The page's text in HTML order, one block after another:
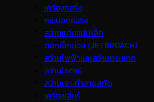
เครื่องคอริ่ง
กระบอกคอริ่ง
สว่านแท่นแม่เหล็ก
ดอกเจ็ทบอส (JETBROACH)
สว่านไฟฟ้าและสว่านกระแทก
สว่านโรตารี
สว่านเจาะทำลายสกัด
เครื่องเจียร์